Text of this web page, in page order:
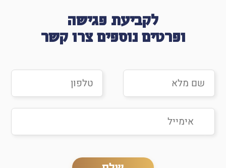
לקביעת פגישה
ופרטים נוספים צרו קשר